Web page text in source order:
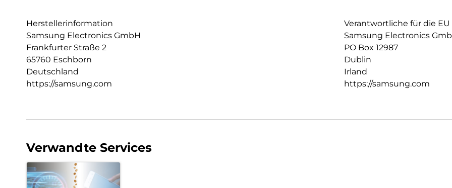
Herstellerinformation
Samsung Electronics GmbH
Frankfurter Straße 2
65760 Eschborn
Deutschland
https://samsung.com
Verantwortliche für die EU
Samsung Electronics
PO Box 12987
Dublin
Irland
https://samsung.com
Verwandte Services